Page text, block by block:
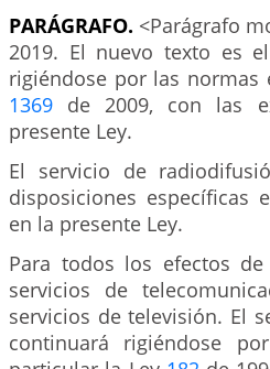
PARÁGRAFO. <Parágrafo
2019. El nuevo texto es
rigiéndose por las normas
1369 de 2009, con las
presente Ley.
El servicio de
disposiciones específicas
en la presente Ley.
Para todos los efectos
servicios de
servicios de televisión. El
continuará rigiéndose